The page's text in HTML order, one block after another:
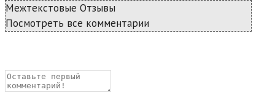
Межтекстовые Отзывы
Посмотреть все комментарии